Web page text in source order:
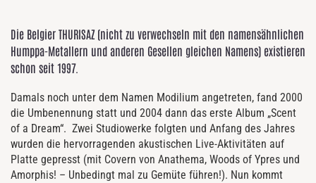
Die Belgier THURISAZ (nicht zu verwechseln mit den namensähnlichen
Humppa-Metallern und anderen Gesellen gleichen Namens) existieren
schon seit 1997.
Damals noch unter dem Namen Modilium angetreten, fand 2000
die Umbenennung statt und 2004 dann das erste Album „Scent
of a Dream“. Zwei Studiowerke folgten und Anfang des Jahres
wurden die hervorragenden akustischen Live-Aktivitäten auf
Platte gepresst (mit Covern von Anathema, Woods of Ypres und
Amorphis! – Unbedingt mal zu Gemüte führen!). Nun kommt